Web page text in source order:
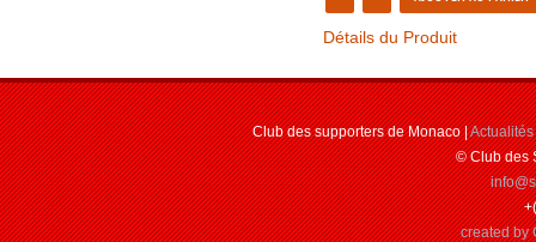
Détails du Produit
Club des supporters de Monaco |Actualités
© Club des
created by